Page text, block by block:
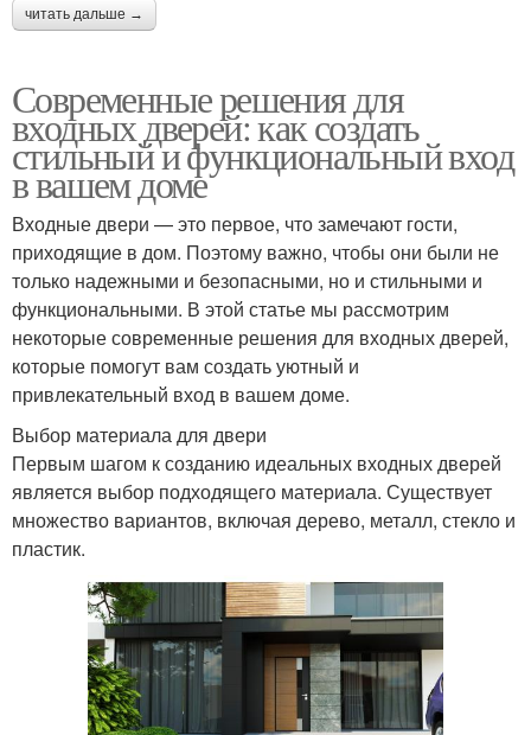
читать дальше →
Современные решения для
входных дверей: как создать
стильный и функциональный вход
в вашем доме
Входные двери — это первое, что замечают гости,
приходящие в дом. Поэтому важно, чтобы они были не
только надежными и безопасными, но и стильными и
функциональными. В этой статье мы рассмотрим
некоторые современные решения для входных дверей,
которые помогут вам создать уютный и
привлекательный вход в вашем доме.
Выбор материала для двери
Первым шагом к созданию идеальных входных дверей
является выбор подходящего материала. Существует
множество вариантов, включая дерево, металл, стекло и
пластик.